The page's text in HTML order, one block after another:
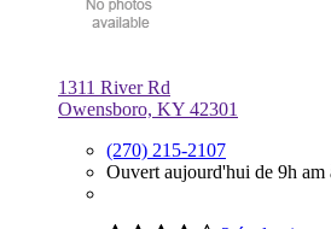
1311 River Rd
Owensboro, KY 42301
(270) 215-2107
Ouvert aujourd'hui de 9h am